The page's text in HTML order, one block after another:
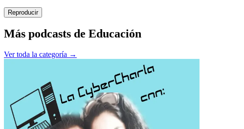
Reproducir
Más podcasts de Educación
Ver toda la categoría →